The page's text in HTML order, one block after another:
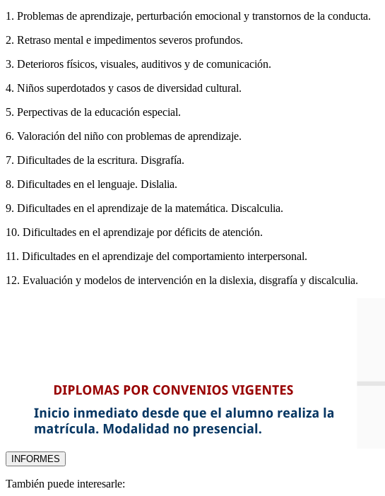
1. Problemas de aprendizaje, perturbación emocional y transtornos de la conducta.
2. Retraso mental e impedimentos severos profundos.
3. Deterioros físicos, visuales, auditivos y de comunicación.
4. Niños superdotados y casos de diversidad cultural.
5. Perpectivas de la educación especial.
6. Valoración del niño con problemas de aprendizaje.
7. Dificultades de la escritura. Disgrafía.
8. Dificultades en el lenguaje. Dislalia.
9. Dificultades en el aprendizaje de la matemática. Discalculia.
10. Dificultades en el aprendizaje por déficits de atención.
11. Dificultades en el aprendizaje del comportamiento interpersonal.
12. Evaluación y modelos de intervención en la dislexia, disgrafía y discalculia.
También puede interesarle: